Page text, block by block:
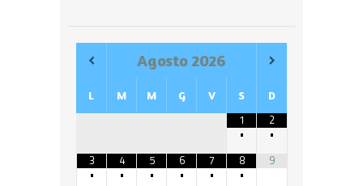
Agosto 2026
L M M G V S D
1
•
2
•
3
•
4
•
5
•
6
•
7
•
8
•
9